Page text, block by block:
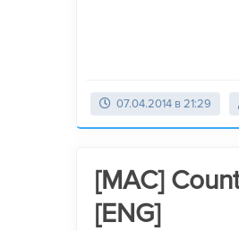
07.04.2014 в 21:29
[MAC]
[ENG]